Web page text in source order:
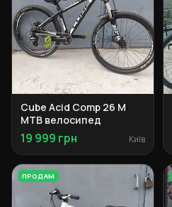
Cube Acid Comp 26 M
MTB велосипед
19 999 грн Київ
ПРОДАМ